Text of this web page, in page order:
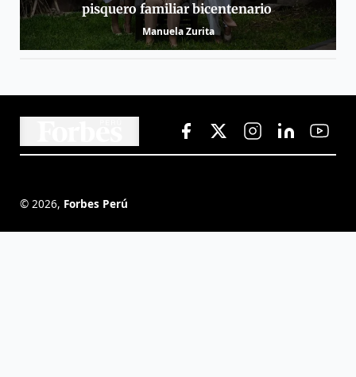
pisquero familiar bicentenario
Manuela Zurita
© 2026, Forbes Perú